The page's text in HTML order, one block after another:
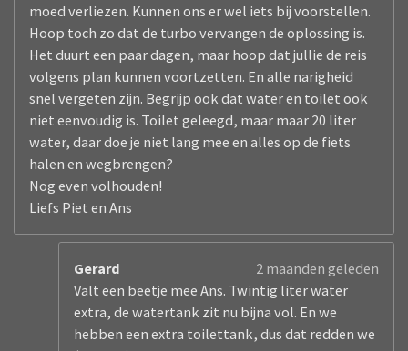
moed verliezen. Kunnen ons er wel iets bij voorstellen.
Hoop toch zo dat de turbo vervangen de oplossing is.
Het duurt een paar dagen, maar hoop dat jullie de reis
volgens plan kunnen voortzetten. En alle narigheid
snel vergeten zijn. Begrijp ook dat water en toilet ook
niet eenvoudig is. Toilet geleegd, maar maar 20 liter
water, daar doe je niet lang mee en alles op de fiets
halen en wegbrengen?
Nog even volhouden!
Liefs Piet en Ans
Gerard
2 maanden geleden
Valt een beetje mee Ans. Twintig liter water
extra, de watertank zit nu bijna vol. En we
hebben een extra toilettank, dus dat redden we